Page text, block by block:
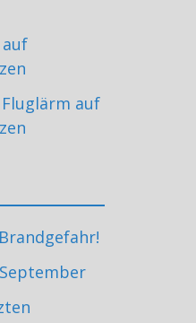
Fluglärm auf